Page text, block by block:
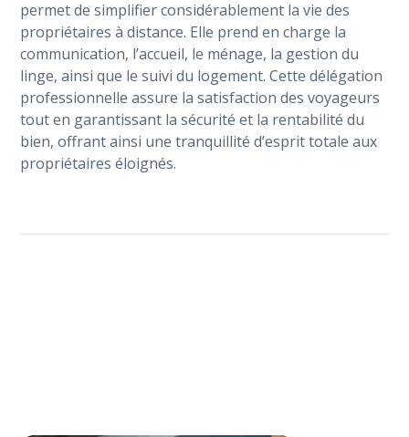
permet de simplifier considérablement la vie des
propriétaires à distance. Elle prend en charge la
communication, l’accueil, le ménage, la gestion du
linge, ainsi que le suivi du logement. Cette délégation
professionnelle assure la satisfaction des voyageurs
tout en garantissant la sécurité et la rentabilité du
bien, offrant ainsi une tranquillité d’esprit totale aux
propriétaires éloignés.